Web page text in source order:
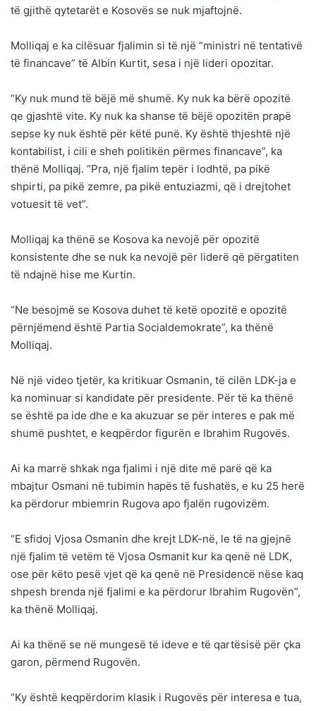
të gjithë qytetarët e Kosovës se nuk mjaftojnë.
Molliqaj e ka cilësuar fjalimin si të një “ministri në tentativë
të financave” të Albin Kurtit, sesa i një lideri opozitar.
“Ky nuk mund të bëjë më shumë. Ky nuk ka bërë opozitë
qe gjashtë vite. Ky nuk ka shanse të bëjë opozitën prapë
sepse ky nuk është për këtë punë. Ky është thjeshtë një
kontabilist, i cili e sheh politikën përmes financave”, ka
thënë Molliqaj. “Pra, një fjalim tepër i lodhtë, pa pikë
shpirti, pa pikë zemre, pa pikë entuziazmi, që i drejtohet
votuesit të vet”.
Molliqaj ka thënë se Kosova ka nevojë për opozitë
konsistente dhe se nuk ka nevojë për liderë që përgatiten
të ndajnë hise me Kurtin.
“Ne besojmë se Kosova duhet të ketë opozitë e opozitë
përnjëmend është Partia Socialdemokrate”, ka thënë
Molliqaj.
Në një video tjetër, ka kritikuar Osmanin, të cilën LDK-ja e
ka nominuar si kandidate për presidente. Për të ka thënë
se është pa ide dhe e ka akuzuar se për interes e pak më
shumë pushtet, e keqpërdor figurën e Ibrahim Rugovës.
Ai ka marrë shkak nga fjalimi i një dite më parë që ka
mbajtur Osmani në tubimin hapës të fushatës, e ku 25 herë
ka përdorur mbiemrin Rugova apo fjalën rugovizëm.
“E sfidoj Vjosa Osmanin dhe krejt LDK-në, le të na gjejnë
një fjalim të vetëm të Vjosa Osmanit kur ka qenë në LDK,
ose për këto pesë vjet që ka qenë në Presidencë nëse kaq
shpesh brenda një fjalimi e ka përdorur Ibrahim Rugovën”,
ka thënë Molliqaj.
Ai ka thënë se në mungesë të ideve e të qartësisë për çka
garon, përmend Rugovën.
“Ky është keqpërdorim klasik i Rugovës për interesa e tua,